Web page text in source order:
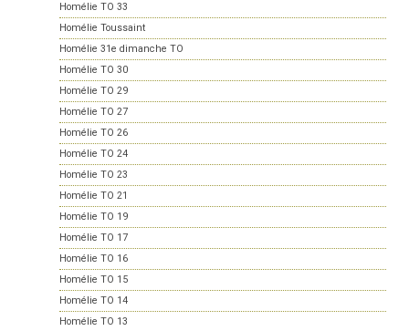
Homélie TO 33
Homélie Toussaint
Homélie 31e dimanche TO
Homélie TO 30
Homélie TO 29
Homélie TO 27
Homélie TO 26
Homélie TO 24
Homélie TO 23
Homélie TO 21
Homélie TO 19
Homélie TO 17
Homélie TO 16
Homélie TO 15
Homélie TO 14
Homélie TO 13